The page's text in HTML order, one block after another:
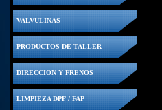
VALVULINAS
PRODUCTOS DE TALLER
DIRECCION Y FRENOS
LIMPIEZA DPF / FAP